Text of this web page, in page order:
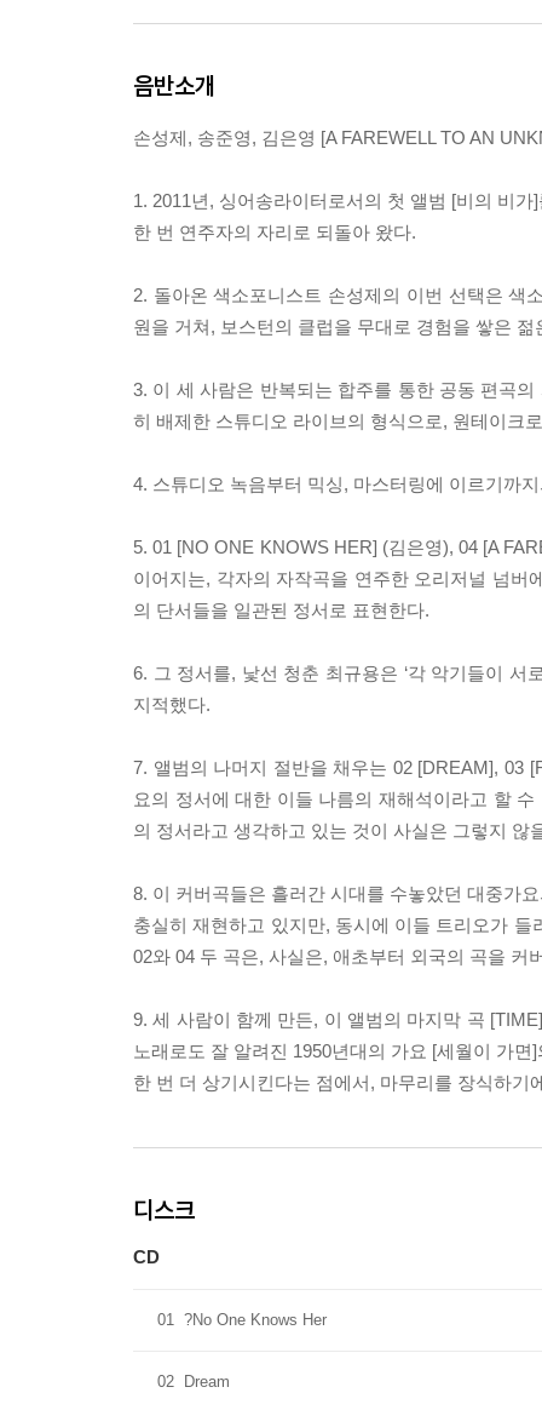
음반소개
손성제, 송준영, 김은영 [A FAREWELL TO AN
1. 2011년, 싱어송라이터로서의 첫 앨범 [비의 비
한 번 연주자의 자리로 되돌아 왔다.
2. 돌아온 색소포니스트 손성제의 이번 선택은 색
원을 거쳐, 보스턴의 클럽을 무대로 경험을 쌓은
3. 이 세 사람은 반복되는 합주를 통한 공동 편곡
히 배제한 스튜디오 라이브의 형식으로, 원테이크
4. 스튜디오 녹음부터 믹싱, 마스터링에 이르기까
5. 01 [NO ONE KNOWS HER] (김은영), 04 [A
이어지는, 각자의 자작곡을 연주한 오리저널 넘
의 단서들을 일관된 정서로 표현한다.
6. 그 정서를, 낯선 청춘 최규용은 ‘각 악기들이 서
지적했다.
7. 앨범의 나머지 절반을 채우는 02 [DREAM], 03
요의 정서에 대한 이들 나름의 재해석이라고 할
의 정서라고 생각하고 있는 것이 사실은 그렇지
8. 이 커버곡들은 흘러간 시대를 수놓았던 대중가
충실히 재현하고 있지만, 동시에 이들 트리오가
02와 04 두 곡은, 사실은, 애초부터 외국의 곡을 커
9. 세 사람이 함께 만든, 이 앨범의 마지막 곡
노래로도 잘 알려진 1950년대의 가요 [세월이 가
한 번 더 상기시킨다는 점에서, 마무리를 장식하기
디스크
CD
01 ?No One Knows Her
02 Dream